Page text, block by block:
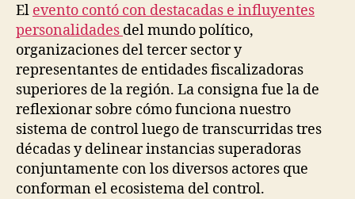
El evento contó con destacadas e influyentes
personalidades del mundo político,
organizaciones del tercer sector y
representantes de entidades fiscalizadoras
superiores de la región. La consigna fue la de
reflexionar sobre cómo funciona nuestro
sistema de control luego de transcurridas tres
décadas y delinearinstancias superadoras
conjuntamente con los diversos actores que
conforman el ecosistema del control.